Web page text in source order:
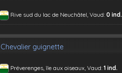
Rive sud du lac de Neuchâtel, Vaud: 0 ind.
Chevalier guignette
Préverenges, île aux oiseaux, Vaud: 1 ind.